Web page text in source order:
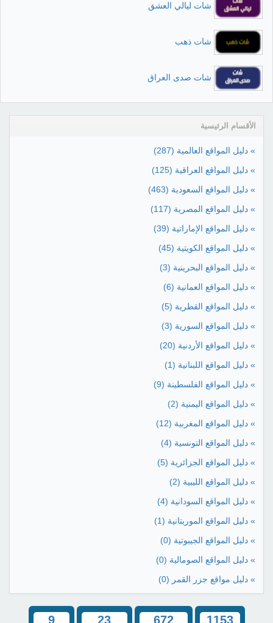
شات ليالي العشق
شات ذهب
شات صدى العراق
الأقسام الرئيسية
» دليل المواقع العالمية (287)
» دليل المواقع العراقية (125)
» دليل المواقع السعودية (463)
» دليل المواقع المصرية (117)
» دليل المواقع الإماراتية (39)
» دليل المواقع الكويتية (45)
» دليل المواقع البحرينية (3)
» دليل المواقع العمانية (6)
» دليل المواقع القطرية (5)
» دليل المواقع السورية (3)
» دليل المواقع الأردنية (20)
» دليل المواقع اللبنانية (1)
» دليل المواقع الفلسطينة (9)
» دليل المواقع اليمنية (2)
» دليل المواقع المغربية (12)
» دليل المواقع التونسية (4)
» دليل المواقع الجزائرية (5)
» دليل المواقع الليبية (2)
» دليل المواقع السودانية (4)
» دليل المواقع الموريتانية (1)
» دليل المواقع الجيبوتية (0)
» دليل المواقع الصومالية (0)
» دليل مواقع جزر القمر (0)
1153
672
23
9